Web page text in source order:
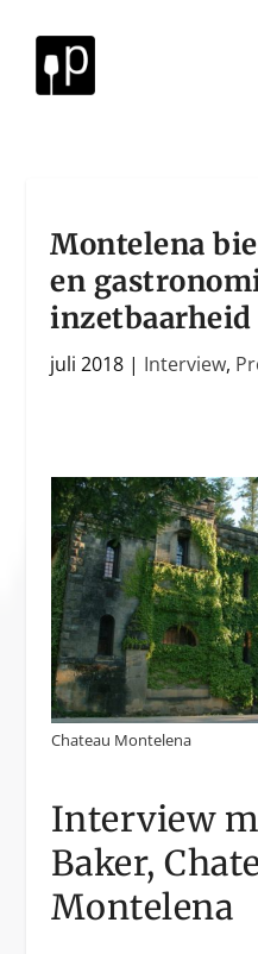
Montelena
en
inzetbaarheid
juli 2018 | Interview,
Chateau Montelena
Interview
Baker,
Montelena